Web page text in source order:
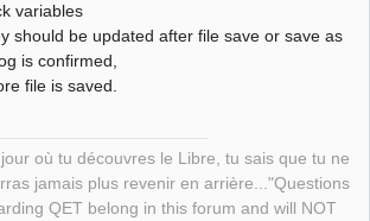
variables
should be updated after file save or save as
is confirmed,
file is saved.
où tu découvres le Libre, tu sais que tu ne
jamais plus revenir en arrière..."Questions
QET belong in this forum and will NOT